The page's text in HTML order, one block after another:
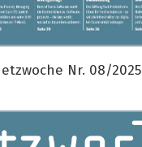
Nr. 08/2025